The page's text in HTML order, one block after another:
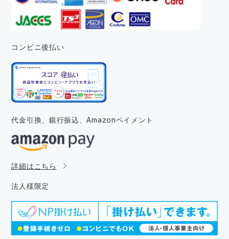
コンビニ後払い
代金引換、銀行振込、Amazonペイメント
詳細はこちら
法人様限定